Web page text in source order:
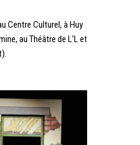
Centre Culturel, à Huy
au Théâtre de L’L et